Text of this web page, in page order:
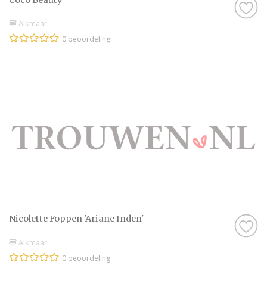
Alkmaar
0 beoordeling
Nicolette Foppen 'Ariane Inden'
Alkmaar
0 beoordeling